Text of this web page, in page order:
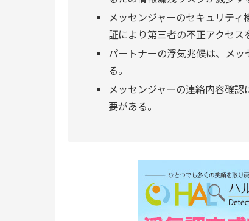
メッセンジャーのセキュリテ
証により第三者の不正アクセス
パートナーの浮気兆候は、メ
る。
メッセンジャーの連絡内容確
要がある。